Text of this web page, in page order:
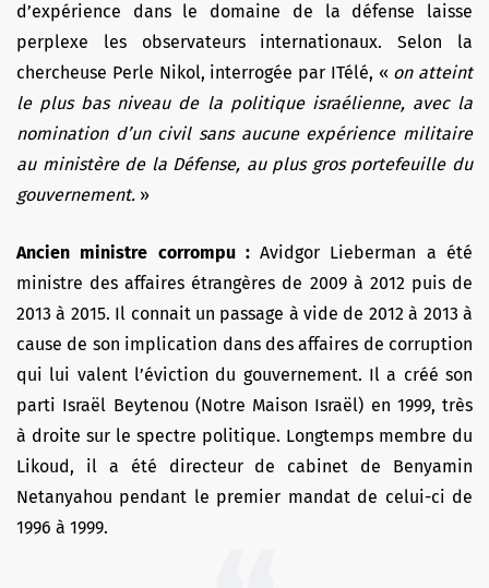
d’expérience dans le domaine de la défense laisse
perplexe les observateurs internationaux. Selon la
chercheuse Perle Nikol, interrogée par ITélé, « on atteint
le plus bas niveau de la politique israélienne, avec la
nomination d’un civil sans aucune expérience militaire
au ministère de la Défense, au plus gros portefeuille du
gouvernement. »
Ancien ministre corrompu :Avidgor Lieberman a été
ministre des affaires étrangères de 2009 à 2012 puis de
2013 à 2015. Il connait un passage à vide de 2012 à 2013 à
cause de son implication dans des affaires de corruption
qui lui valent l’éviction du gouvernement. Il a créé son
parti Israël Beytenou (Notre Maison Israël) en 1999, très
à droite sur le spectre politique. Longtemps membre du
Likoud, il a été directeur de cabinet de Benyamin
Netanyahou pendant le premier mandat de celui-ci de
1996 à 1999.